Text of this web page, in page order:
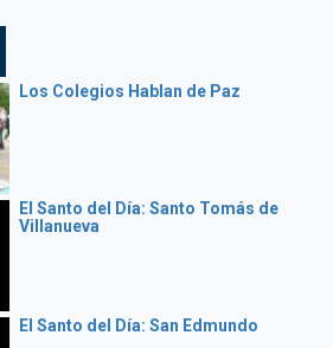
Los Colegios Hablan de Paz
El Santo del Día: Santo Tomás de
Villanueva
El Santo del Día: San Edmundo